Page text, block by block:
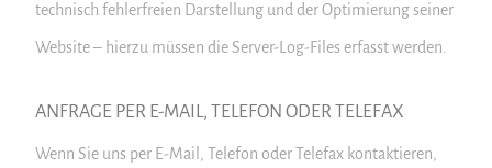
technisch fehlerfreien Darstellung und der Optimierung seiner
Website – hierzu müssen die Server-Log-Files erfasst werden.
ANFRAGE PER E-MAIL, TELEFON ODER TELEFAX
Wenn Sie uns per E-Mail, Telefon oder Telefax kontaktieren,